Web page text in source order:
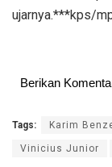
ujarnya.***kps/
Berikan
Tags: Karim
Vinicius Junior